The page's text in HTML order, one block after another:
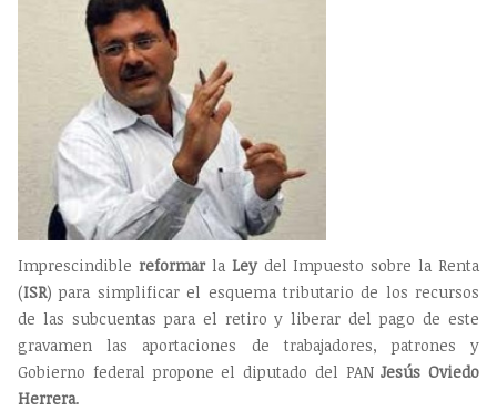
Imprescindible reformarlaLeydel Impuesto sobre la Renta
(ISR) para simplificar el esquema tributario de los recursos
de las subcuentas para el retiro y liberar del pago de este
gravamen las aportaciones de trabajadores, patrones y
Gobierno federal propone el diputado del PANJesús Oviedo
Herrera.